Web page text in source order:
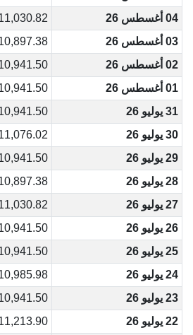
04 أغسطس 26
03 أغسطس 26
02 أغسطس 26
01 أغسطس 26
31 يوليو 26
30 يوليو 26
29 يوليو 26
28 يوليو 26
27 يوليو 26
26 يوليو 26
25 يوليو 26
24 يوليو 26
23 يوليو 26
22 يوليو 26